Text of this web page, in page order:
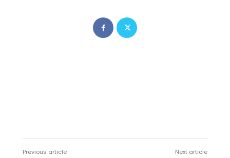
Previous article Next article